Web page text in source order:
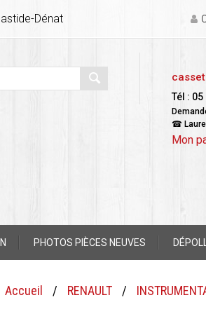
Dénat
Tél : 05
☎
Mon
PHOTOS PIÈCES NEUVES
Accueil / RENAULT /